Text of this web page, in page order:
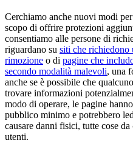
Cerchiamo anche nuovi modi
scopo di offrire protezioni
consentiamo alle persone di
riguardano su siti che richiedono
rimozione o di pagine che
secondo modalità malevoli, una
anche se è possibile che
trovare informazioni
modo di operare, le pagine
pubblico minimo e potrebbero
causare danni fisici, tutte cose
utenti.